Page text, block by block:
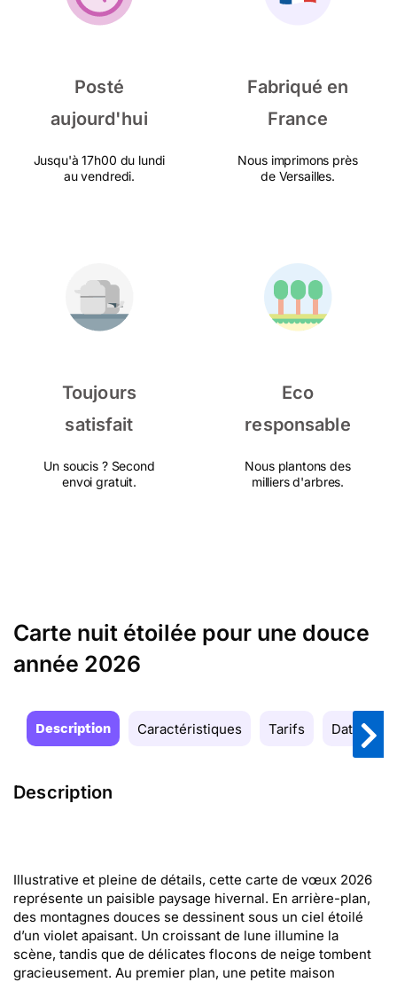
Posté
aujourd'hui
Jusqu'à 17h00 du lundi
au vendredi.
Fabriqué en
France
Nous imprimons près
de Versailles.
Toujours
satisfait
Un soucis ? Second
envoi gratuit.
Eco
responsable
Nous plantons des
milliers d'arbres.
Carte nuit étoilée pour une douce
année 2026
Description Caractéristiques Tarifs Date de
Description
Illustrative et pleine de détails, cette carte de vœux 2026
représente un paisible paysage hivernal. En arrière-plan,
des montagnes douces se dessinent sous un ciel étoilé
d’un violet apaisant. Un croissant de lune illumine la
scène, tandis que de délicates flocons de neige tombent
gracieusement. Au premier plan, une petite maison